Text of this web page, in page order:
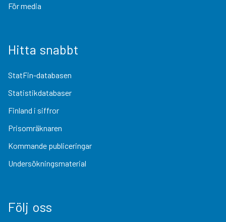
För media
Hitta snabbt
StatFin-databasen
Statistikdatabaser
Finland i siffror
Prisomräknaren
Kommande publiceringar
Undersökningsmaterial
Följ oss